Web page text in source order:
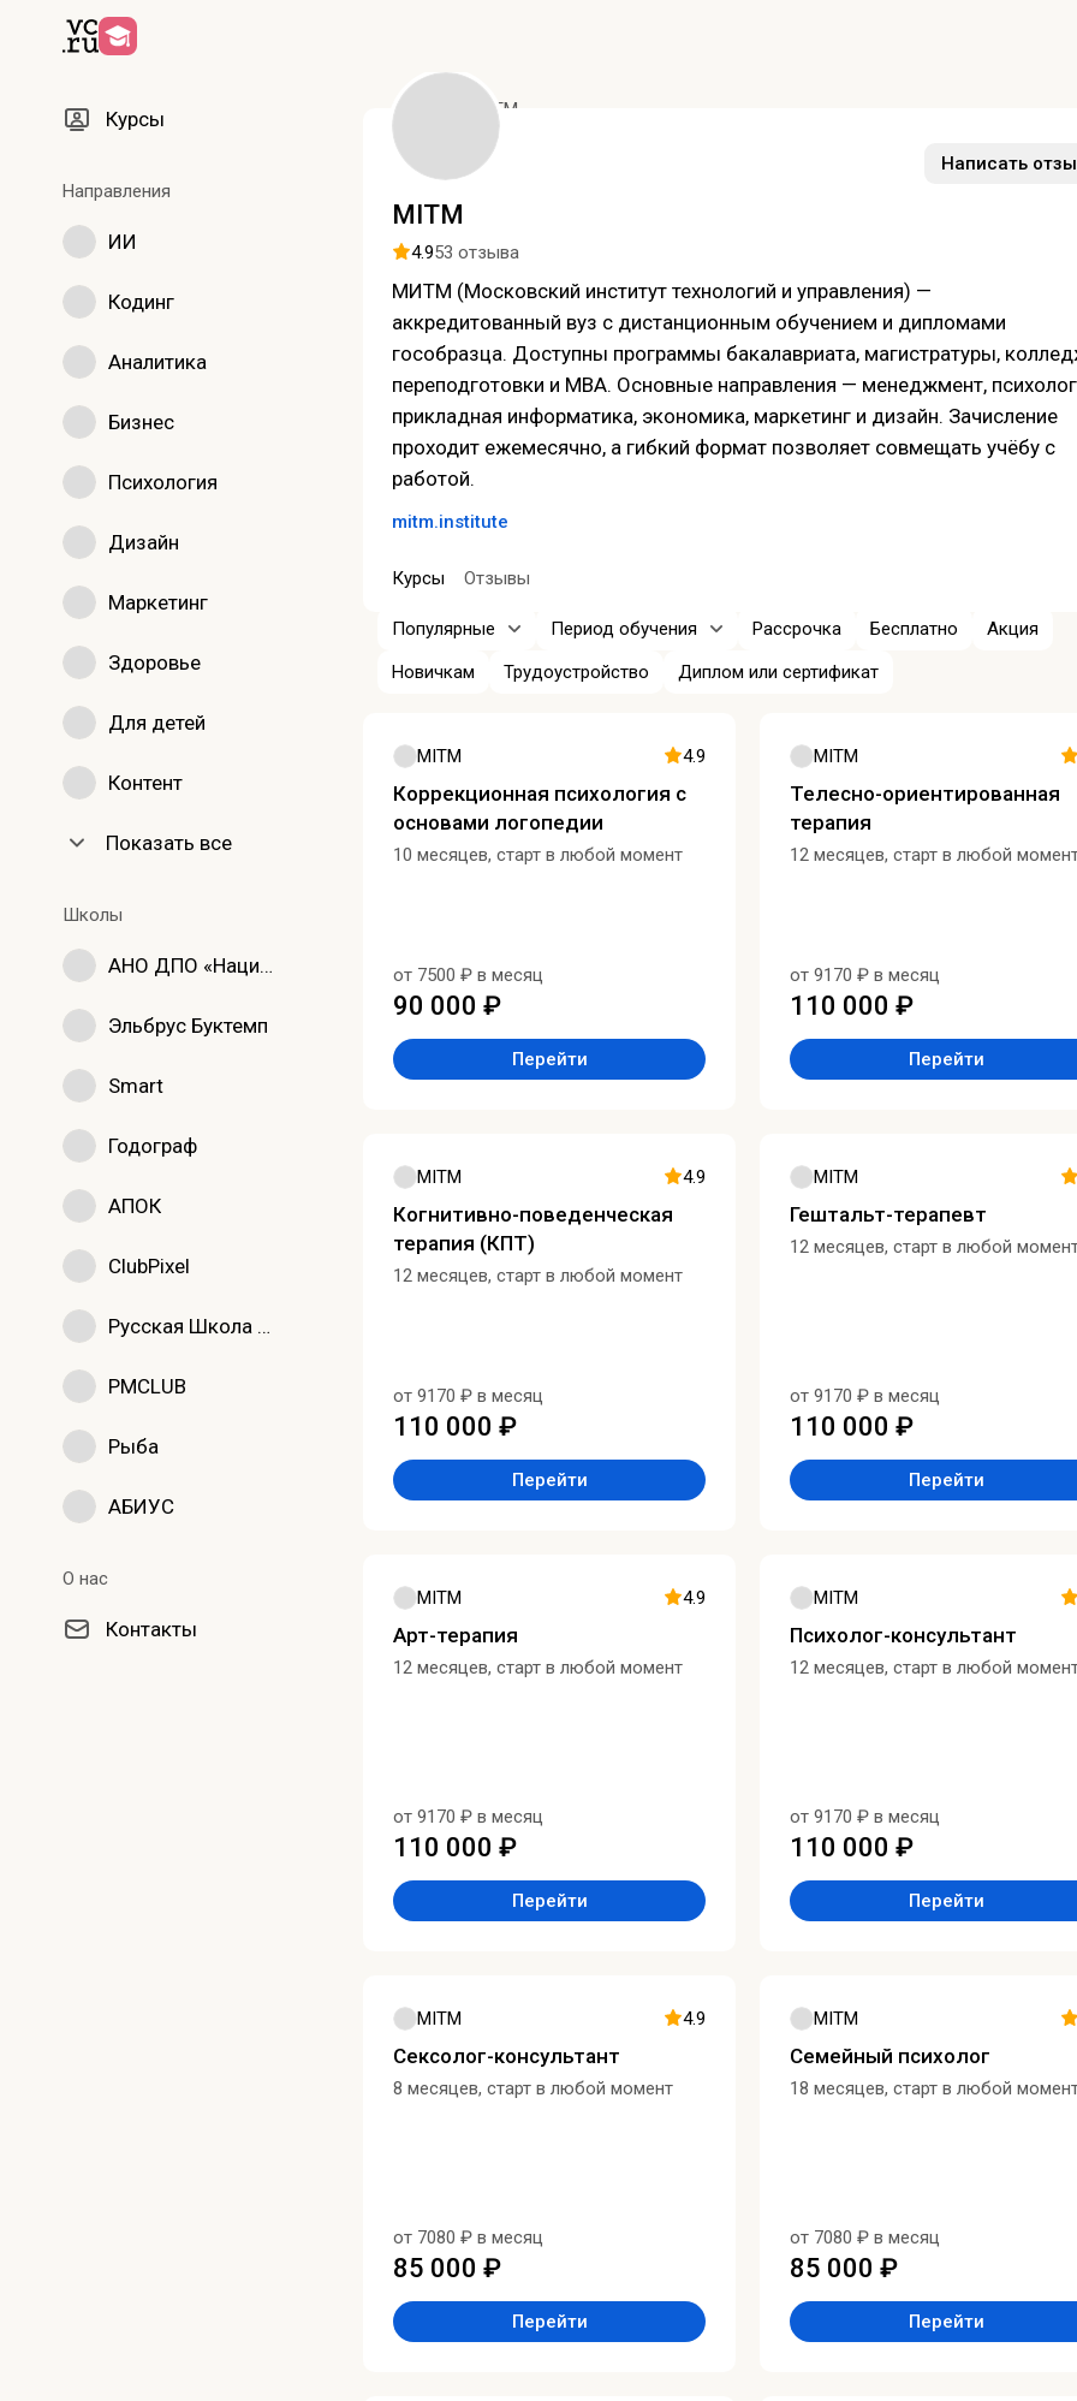
Курсы
Направления
ИИ
Кодинг
Аналитика
Бизнес
Психология
Дизайн
Маркетинг
Здоровье
Для детей
Контент
Показать все
Школы
АНО ДПО «Национальный исследовательский университет дополнительного образования и профессионального обучения имени К.Д. Ушинского»
Эльбрус Буктемп
Smart
Годограф
АПОК
ClubPixel
Русская Школа Управления
PMCLUB
Рыба
АБИУС
О нас
Контакты
Курсы MITM
Написать
MITM
4.953 отзыва
MИТM (Московский институт технологий и управления) —
аккредитованный вуз с дистанционным обучением и дипломами
гособразца. Доступны программы бакалавриата, магистратуры,
переподготовки и MBA. Основные направления — менеджмент,
прикладная информатика, экономика, маркетинг и дизайн. Зачисление
проходит ежемесячно, а гибкий формат позволяет совмещать учёбу с
работой.
mitm.institute
Курсы Отзывы
Популярные Период обучения Рассрочка Бесплатно
Акция
Новичкам
Трудоустройство Диплом или сертификат
MITM 4.9
Коррекционная психология с
основами логопедии
10 месяцев, старт в любой момент
от 7500 ₽ в месяц
90 000 ₽
Перейти
MITM
Телесно-ориентированная
терапия
12 месяцев, старт в любой
от 9170 ₽ в месяц
110 000 ₽
Перейти
MITM 4.9
Когнитивно-поведенческая
терапия (КПТ)
12 месяцев, старт в любой момент
от 9170 ₽ в месяц
110 000 ₽
Перейти
MITM
Гештальт-терапевт
12 месяцев, старт в любой
от 9170 ₽ в месяц
110 000 ₽
Перейти
MITM 4.9
Арт-терапия
12 месяцев, старт в любой момент
от 9170 ₽ в месяц
110 000 ₽
Перейти
MITM
Психолог-консультант
12 месяцев, старт в любой
от 9170 ₽ в месяц
110 000 ₽
Перейти
MITM 4.9
Сексолог-консультант
8 месяцев, старт в любой момент
от 7080 ₽ в месяц
85 000 ₽
Перейти
MITM
Семейный психолог
18 месяцев, старт в любой
от 7080 ₽ в месяц
85 000 ₽
Перейти